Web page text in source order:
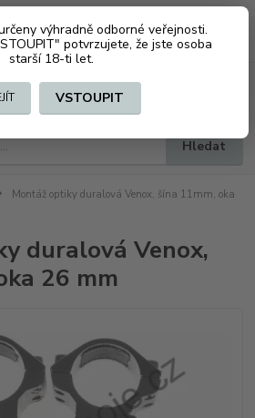
výhradně odborné veřejnosti.
potvrzujete, že jste osoba
starší 18-ti let.
VSTOUPIT
CZK
Hledat
za0 Kč
Montáž optiky duralová Venox, šína 11mm, oka
duralová Venox,
26 mm